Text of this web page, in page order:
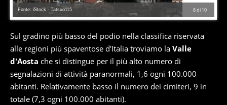
8di 10
Fonte: iStock - Tatsuo115
Sul gradino più basso del podio nella classifica riservata
alle regioni più spaventose d'Italia troviamo la Valle
d'Aosta che si distingue per il più alto numero di
segnalazioni di attività paranormali, 1,6 ogni 100.000
abitanti. Relativamente basso il numero dei cimiteri, 9 in
totale (7,3 ogni 100.000 abitanti).